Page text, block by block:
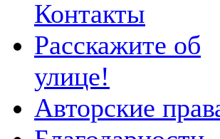
Контакты
Расскажите об
улице!
Авторские